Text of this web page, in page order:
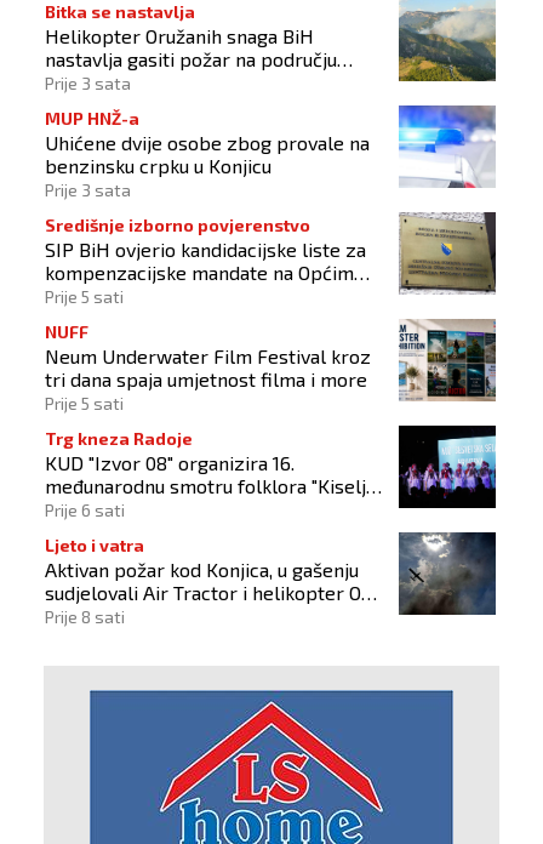
Bitka se nastavlja
Helikopter Oružanih snaga BiH
nastavlja gasiti požar na području
Konjica
Prije 3 sata
MUP HNŽ-a
Uhićene dvije osobe zbog provale na
benzinsku crpku u Konjicu
Prije 3 sata
Središnje izborno povjerenstvo
SIP BiH ovjerio kandidacijske liste za
kompenzacijske mandate na Općim
izborima 2026
Prije 5 sati
NUFF
Neum Underwater Film Festival kroz
tri dana spaja umjetnost filma i more
Prije 5 sati
Trg kneza Radoje
KUD "Izvor 08" organizira 16.
međunarodnu smotru folklora "Kiseljak
2026"
Prije 6 sati
Ljeto i vatra
Aktivan požar kod Konjica, u gašenju
sudjelovali Air Tractor i helikopter OS-
a BiH
Prije 8 sati